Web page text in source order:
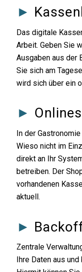
►
Das digitale
Arbeit. Geben Sie
Ausgaben aus der
Sie sich am
wird sich über ein
►
In der
Wieso nicht im
direkt an Ihr
betreiben. Der
vorhandenen
aktuell.
►
Zentrale
Ihre Daten aus